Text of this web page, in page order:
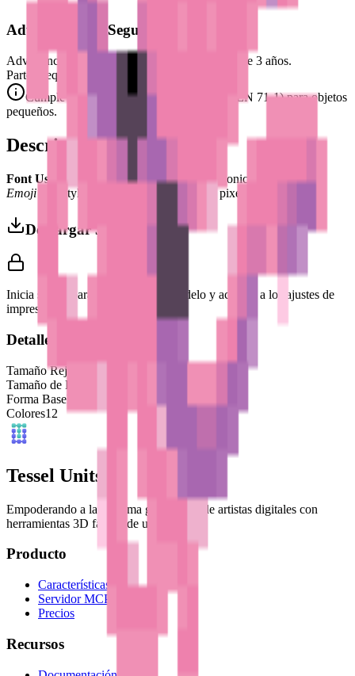
Advertencia de Seguridad
Advertencia. No conviene para niños menores de 3 años.
Partes pequeñas. Peligro de atragantamiento.
Cumple con las normas de seguridad CE (EN 71-1) para objetos
pequeños.
Descripción
Font Used: This design is inspired by the iconic
Google Noto
Emoji font style, adapted into high-quality pixel art.
Descargar 3MF
Inicia sesión para descargar este modelo y acceder a los ajustes de
impresión.
Detalles del Modelo
Tamaño Rejilla
Tamaño de Píxel
Forma Base
Colores12
Tessel Units
Empoderando a la próxima generación de artistas digitales con
herramientas 3D fáciles de usar.
Producto
Características
Servidor MCP
Precios
Recursos